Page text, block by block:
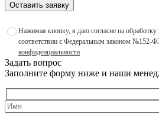
Оставить заявку
Нажимая кнопку, я даю согласие на
соответствии с Федеральным законом №152-
конфиденциальности
Задать вопрос
Заполните форму ниже и наши